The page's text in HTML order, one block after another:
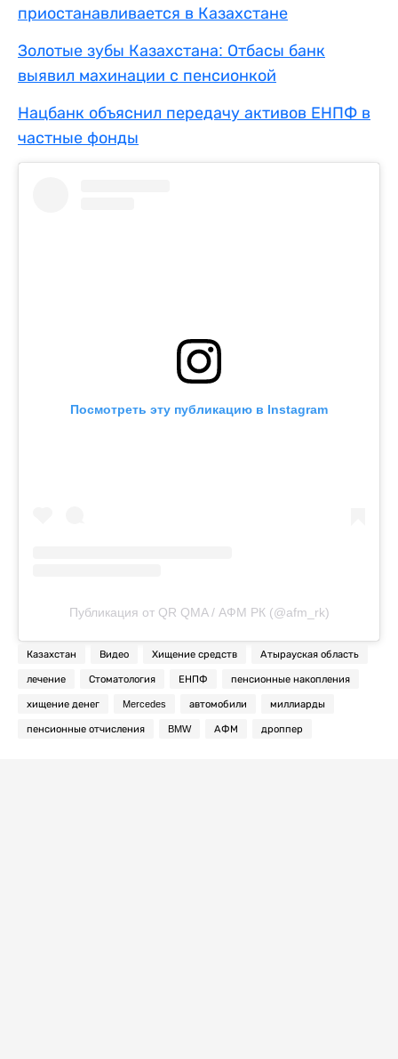
приостанавливается в Казахстане
Золотые зубы Казахстана: Отбасы банк
выявил махинации с пенсионкой
Нацбанк объяснил передачу активов ЕНПФ в
частные фонды
Посмотреть эту публикацию в Instagram
Публикация от QR QMA / АФМ РК (@afm_rk)
Казахстан Видео Хищение средств Атырауская область
лечение Стоматология ЕНПФ пенсионные накопления
хищение денег Mercedes автомобили миллиарды
пенсионные отчисления BMW АФМ дроппер